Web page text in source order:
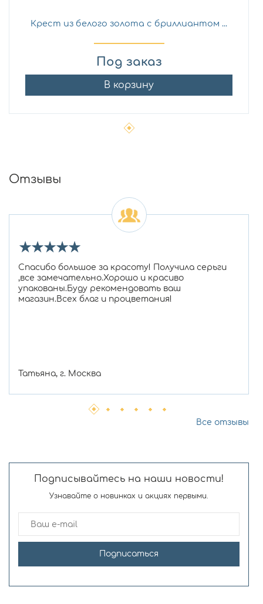
Крест из белого золота с бриллиантом ...
Под заказ
В корзину
Отзывы
★★★★★
Спасибо большое за красоту! Получила серьги
,все замечательно.Хорошо и красиво
упакованы.Буду рекомендовать ваш
магазин.Всех благ и процветания!
Татьяна, г. Москва
Все отзывы
Подписывайтесь на наши новости!
Узнавайте о новинках и акциях первыми.
Подписаться